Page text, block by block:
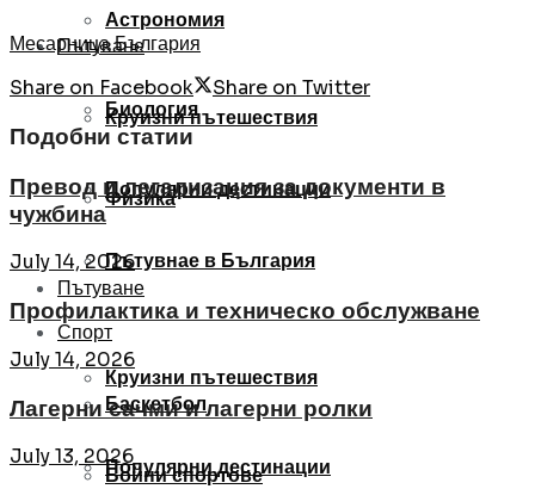
Астрономия
Биология
Физика
Пътуване
Круизни пътешествия
Популярни дестинации
Пътуване
Круизни пътешествия
Популярни дестинации
Пътувнае в България
Спорт
Баскетбол
Бойни спортове
Месарница България
Share on Facebook
Share on Twitter
Подобни статии
Превод и легализация за документи в
чужбина
July 14, 2026
Профилактика и техническо обслужване
July 14, 2026
Лагерни сачми и лагерни ролки
July 13, 2026